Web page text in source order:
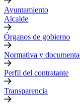
Ayuntamiento
Alcalde
Órganos de gobierno
Normativa y
Perfil del contratante
Transparencia